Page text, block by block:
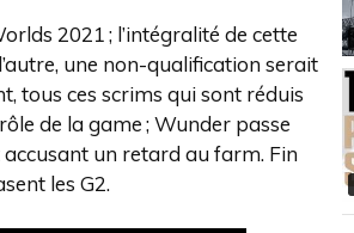
2021 ; l’intégralité de cette
une non-qualification serait
tous ces scrims qui sont réduis
de la game ; Wunder passe
un retard au farm. Fin
les G2.